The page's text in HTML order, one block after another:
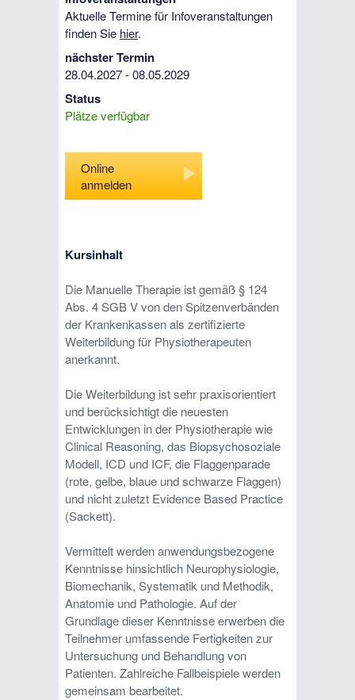
Aktuelle Termine für Infoveranstaltungen
finden Sie hier.
nächster Termin
28.04.2027 - 08.05.2029
Status
Plätze verfügbar
Online
anmelden
Kursinhalt
Die Manuelle Therapie ist gemäß § 124
Abs. 4 SGB V von den Spitzenverbänden
der Krankenkassen als zertifizierte
Weiterbildung für Physiotherapeuten
anerkannt.
Die Weiterbildung ist sehr praxisorientiert
und berücksichtigt die neuesten
Entwicklungen in der Physiotherapie wie
Clinical Reasoning, das Biopsychosoziale
Modell, ICD und ICF, die Flaggenparade
(rote, gelbe, blaue und schwarze Flaggen)
und nicht zuletzt Evidence Based Practice
(Sackett).
Vermittelt werden anwendungsbezogene
Kenntnisse hinsichtlich Neurophysiologie,
Biomechanik, Systematik und Methodik,
Anatomie und Pathologie. Auf der
Grundlage dieser Kenntnisse erwerben die
Teilnehmer umfassende Fertigkeiten zur
Untersuchung und Behandlung von
Patienten. Zahlreiche Fallbeispiele werden
gemeinsam bearbeitet.